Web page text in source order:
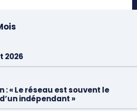
2026
: « Le réseau est souvent le
indépendant »